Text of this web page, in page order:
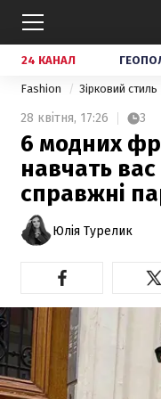
24 КАНАЛ
Fashion Зірковий стиль
28 квітня, 17:26 3
6 модних
навчать
справжні
Юлія Турелик